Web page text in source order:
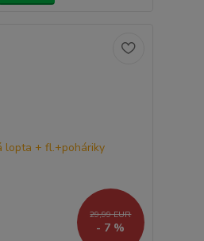
29,99 EUR
- 7 %